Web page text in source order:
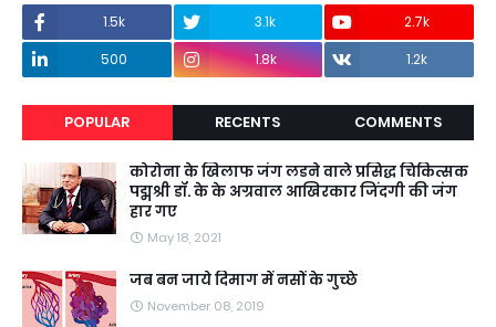
1.5k 3.1k
2.7k
500
1.8k 1.2k
POPULAR RECENTS COMMENTS
कोरोना के खिलाफ जंग लडने वाले प्रसिद्ध चिकित्सक
पद्मश्री डॉ. के के अग्रवाल आखिरकार जिंदगी की जंग
हार गए
May 18, 2021
जब बन जाये दिमाग में नसों के गुच्छे
November 08, 2019